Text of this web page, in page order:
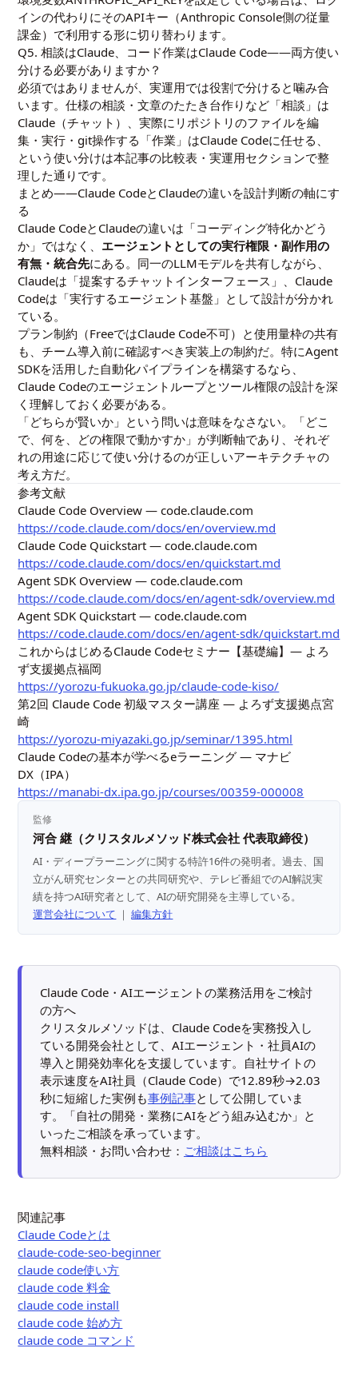
インの代わりにそのAPIキー（Anthropic Console側の従量
課金）で利用する形に切り替わります。
Q5. 相談はClaude、コード作業はClaude Code——両方使い
分ける必要がありますか？
必須ではありませんが、実運用では役割で分けると噛み合
います。仕様の相談・文章のたたき台作りなど「相談」は
Claude（チャット）、実際にリポジトリのファイルを編
集・実行・git操作する「作業」はClaude Codeに任せる、
という使い分けは本記事の比較表・実運用セクションで整
理した通りです。
まとめ——Claude CodeとClaudeの違いを設計判断の軸にす
る
Claude CodeとClaudeの違いは「コーディング特化かどう
か」ではなく、 エージェントとしての実行権限・副作用の
有無・統合先にある。同一のLLMモデルを共有しながら、
Claudeは「提案するチャットインターフェース」、Claude
Codeは「実行するエージェント基盤」として設計が分かれ
ている。
プラン制約（FreeではClaude Code不可）と使用量枠の共有
も、チーム導入前に確認すべき実装上の制約だ。特にAgent
SDKを活用した自動化パイプラインを構築するなら、
Claude Codeのエージェントループとツール権限の設計を深
く理解しておく必要がある。
「どちらが賢いか」という問いは意味をなさない。「どこ
で、何を、どの権限で動かすか」が判断軸であり、それぞ
れの用途に応じて使い分けるのが正しいアーキテクチャの
考え方だ。
参考文献
Claude Code Overview — code.claude.com
https://code.claude.com/docs/en/overview.md
Claude Code Quickstart — code.claude.com
https://code.claude.com/docs/en/quickstart.md
Agent SDK Overview — code.claude.com
https://code.claude.com/docs/en/agent-sdk/overview.md
Agent SDK Quickstart — code.claude.com
https://code.claude.com/docs/en/agent-sdk/quickstart.md
これからはじめるClaude Codeセミナー【基礎編】— よろ
ず支援拠点福岡
https://yorozu-fukuoka.go.jp/claude-code-kiso/
第2回 Claude Code 初級マスター講座 — よろず支援拠点宮
崎
https://yorozu-miyazaki.go.jp/seminar/1395.html
Claude Codeの基本が学べるeラーニング — マナビ
DX（IPA）
https://manabi-dx.ipa.go.jp/courses/00359-000008
監修
河合 継（クリスタルメソッド株式会社 代表取締役）
AI・ディープラーニングに関する特許16件の発明者。過去、国
立がん研究センターとの共同研究や、テレビ番組でのAI解説実
績を持つAI研究者として、AIの研究開発を主導している。
運営会社について ｜編集方針
Claude Code・AIエージェントの業務活用をご検討
の方へ
クリスタルメソッドは、Claude Codeを実務投入し
ている開発会社として、AIエージェント・社員AIの
導入と開発効率化を支援しています。自社サイトの
表示速度をAI社員（Claude Code）で12.89秒→2.03
秒に短縮した実例も事例記事として公開していま
す。「自社の開発・業務にAIをどう組み込むか」と
いったご相談を承っています。
無料相談・お問い合わせ： ご相談はこちら
関連記事
Claude Codeとは
claude-code-seo-beginner
claude code使い方
claude code 料金
claude code install
claude code 始め方
claude code コマンド